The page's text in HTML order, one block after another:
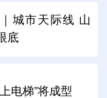
城市天际线 山
底
电梯”将成型